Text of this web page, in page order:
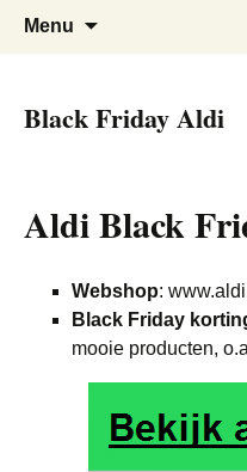
Black Friday
De beste
Menu
Black Friday Aldi
Aldi Black
Webshop:
Black Friday
mooie producten,